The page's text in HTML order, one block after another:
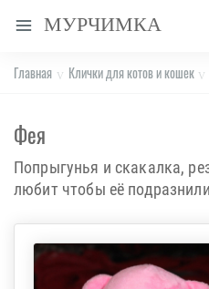
МУРЧИМКА
Главная Клички для котов и кошек
Фея
Попрыгунья и скакалка,
любит чтобы её